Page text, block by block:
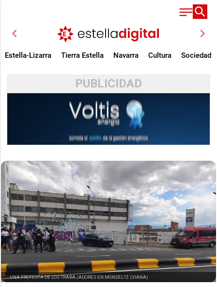
chevron_left chevron_right
Estella-Lizarra Tierra Estella Navarra Cultura Sociedad
PUBLICIDAD
UNA PROTESTA DE LOS TRABAJADORES EN MONDEL?Z (VIANA)